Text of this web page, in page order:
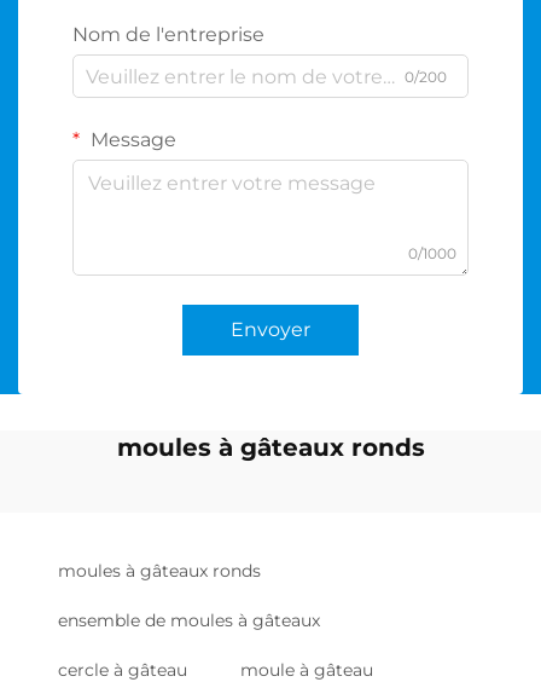
Nom de l'entreprise
0/200
Message
0/1000
Envoyer
moules à gâteaux ronds
moules à gâteaux ronds
ensemble de moules à gâteaux
cercle à gâteau moule à gâteau